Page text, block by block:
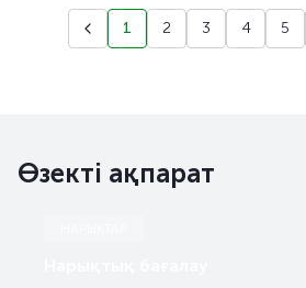
1 2 3 4 5
Өзекті ақпарат